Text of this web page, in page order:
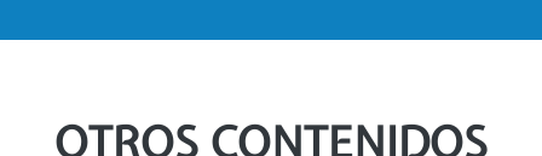
OTROS CONTENIDOS